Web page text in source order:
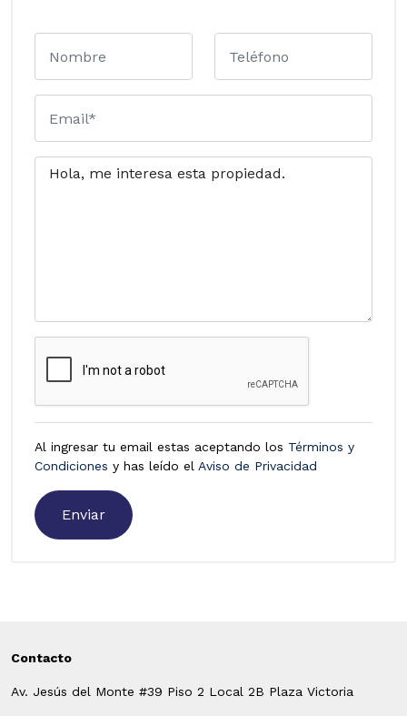
Al ingresar tu email estas aceptando los Términos y
Condiciones y has leído el Aviso de Privacidad
Contacto
Av. Jesús del Monte #39 Piso 2 Local 2B Plaza Victoria